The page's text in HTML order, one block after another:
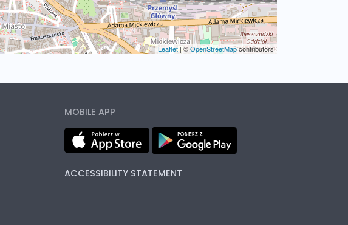
Leaflet | ©OpenStreetMapcontributors
MOBILE APP
ACCESSIBILITY STATEMENT